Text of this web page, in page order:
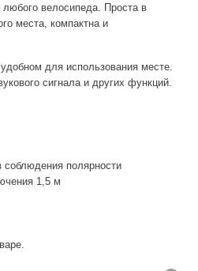
любого велосипеда. Проста в
места, компактна и
для использования месте.
сигнала и других функций.
полярности
1,5 м